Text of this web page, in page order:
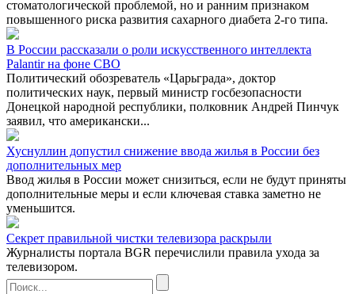
стоматологической проблемой, но и ранним признаком
повышенного риска развития сахарного диабета 2-го типа.
В России рассказали о роли искусственного интеллекта
Palantir на фоне СВО
Политический обозреватель «Царьграда», доктор
политических наук, первый министр госбезопасности
Донецкой народной республики, полковник Андрей Пинчук
заявил, что американски...
Хуснуллин допустил снижение ввода жилья в России без
дополнительных мер
Ввод жилья в России может снизиться, если не будут приняты
дополнительные меры и если ключевая ставка заметно не
уменьшится.
Секрет правильной чистки телевизора раскрыли
Журналисты портала BGR перечислили правила ухода за
телевизором.